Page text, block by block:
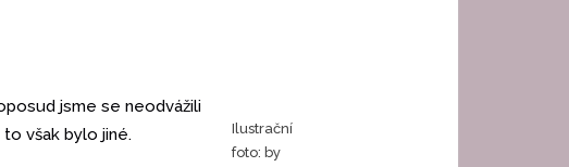
Ilustrační
foto: by
jsme se neodvážili
však bylo jiné.